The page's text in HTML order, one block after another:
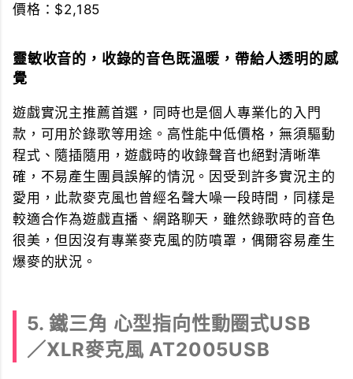
價格：$2,185
靈敏收音的，收錄的音色既溫暖，帶給人透明的感
覺
遊戲實況主推薦首選，同時也是個人專業化的入門
款，可用於錄歌等用途。高性能中低價格，無須驅動
程式、隨插隨用，遊戲時的收錄聲音也絕對清晰準
確，不易產生團員誤解的情況。因受到許多實況主的
愛用，此款麥克風也曾經名聲大噪一段時間，同樣是
較適合作為遊戲直播、網路聊天，雖然錄歌時的音色
很美，但因沒有專業麥克風的防噴罩，偶爾容易產生
爆麥的狀況。
5. 鐵三角 心型指向性動圈式USB
／XLR麥克風 AT2005USB